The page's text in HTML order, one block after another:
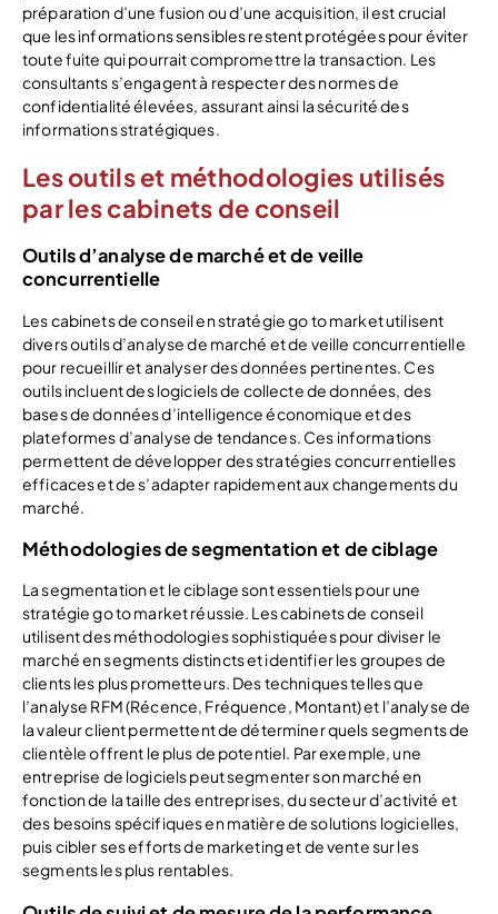
préparation d’une fusion ou d’une acquisition, il est crucial
que les informations sensibles restent protégées pour éviter
toute fuite qui pourrait compromettre la transaction. Les
consultants s’engagent à respecter des normes de
confidentialité élevées, assurant ainsi la sécurité des
informations stratégiques.
Les outils et méthodologies utilisés
par les cabinets de conseil
Outils d’analyse de marché et de veille
concurrentielle
Les cabinets de conseil en stratégie go to market utilisent
divers outils d’analyse de marché et de veille concurrentielle
pour recueillir et analyser des données pertinentes. Ces
outils incluent des logiciels de collecte de données, des
bases de données d’intelligence économique et des
plateformes d’analyse de tendances. Ces informations
permettent de développer des stratégies concurrentielles
efficaces et de s’adapter rapidement aux changements du
marché.
Méthodologies de segmentation et de ciblage
La segmentation et le ciblage sont essentiels pour une
stratégie go to market réussie. Les cabinets de conseil
utilisent des méthodologies sophistiquées pour diviser le
marché en segments distincts et identifier les groupes de
clients les plus prometteurs. Des techniques telles que
l’analyse RFM (Récence, Fréquence, Montant) et l’analyse de
la valeur client permettent de déterminer quels segments de
clientèle offrent le plus de potentiel. Par exemple, une
entreprise de logiciels peut segmenter son marché en
fonction de la taille des entreprises, du secteur d’activité et
des besoins spécifiques en matière de solutions logicielles,
puis cibler ses efforts de marketing et de vente sur les
segments les plus rentables.